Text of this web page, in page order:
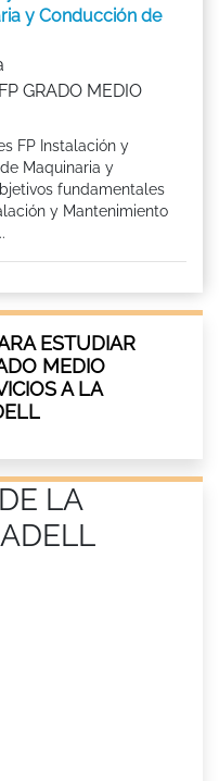
y Conducción de
GRADO MEDIO
FP Instalación y
Maquinaria y
fundamentales
y Mantenimiento
ESTUDIAR
MEDIO
A LA
LA